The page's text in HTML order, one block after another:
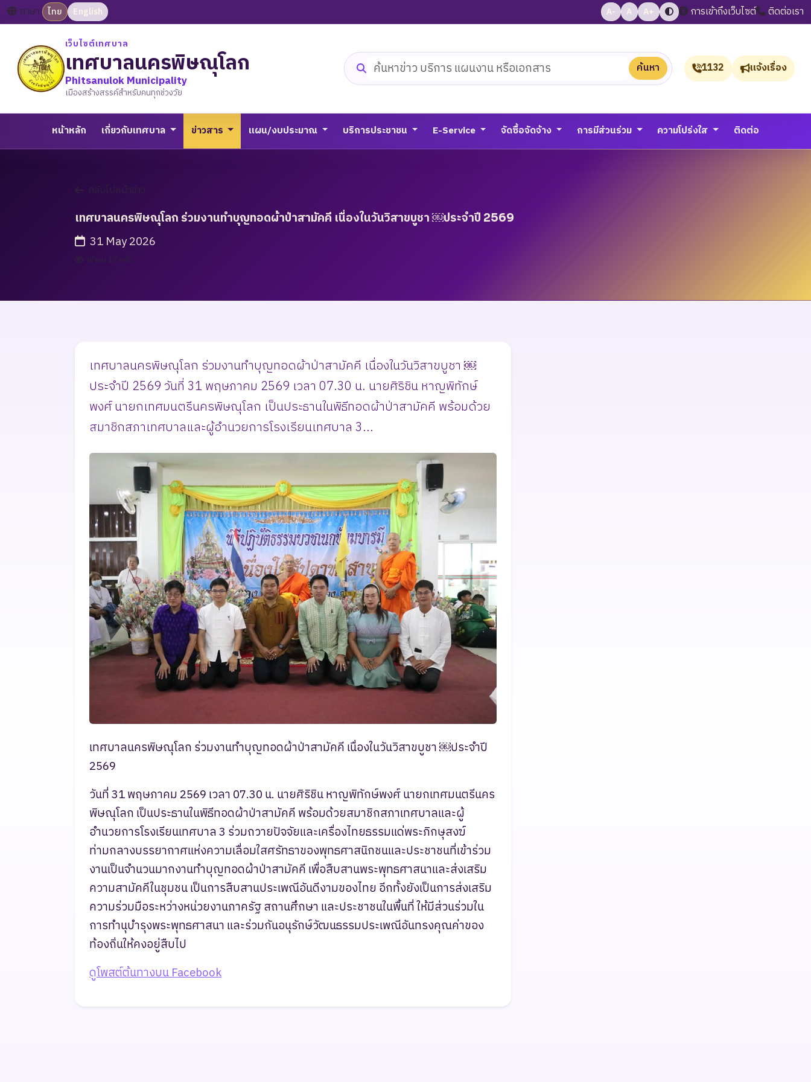
ภาษา: ไทย English A- A A+ การเข้าถึงเว็บไซต์ ติดต่อเรา
เว็บไซต์เทศบาล
เทศบาลนครพิษณุโลก
Phitsanulok Municipality
เมืองสร้างสรรค์สำหรับคนทุกช่วงวัย
ค้นหาเว็บไซต์ ค้นหา 1132 แจ้งเรื่อง
หน้าหลัก เกี่ยวกับเทศบาล ข่าวสาร แผน/งบประมาณ บริการประชาชน E-Service จัดซื้อจัดจ้าง การมีส่วนร่วม ความโปร่งใส ติดต่อ
กลับไปหน้าข่าว
เทศบาลนครพิษณุโลก ร่วมงานทำบุญทอดผ้าป่าสามัคคี เนื่องในวันวิสาขบูชา ￼ประจำปี 2569
31 May 2026
เข้าชม 17 ครั้ง
เทศบาลนครพิษณุโลก ร่วมงานทำบุญทอดผ้าป่าสามัคคี เนื่องในวันวิสาขบูชา ￼
ประจำปี 2569 วันที่ 31 พฤษภาคม 2569 เวลา 07.30 น. นายศิริชิน หาญพิทักษ์
พงศ์ นายกเทศมนตรีนครพิษณุโลก เป็นประธานในพิธีทอดผ้าป่าสามัคคี พร้อมด้วย
สมาชิกสภาเทศบาลและผู้อำนวยการโรงเรียนเทศบาล 3...
เทศบาลนครพิษณุโลก ร่วมงานทำบุญทอดผ้าป่าสามัคคี เนื่องในวันวิสาขบูชา ￼ประจำปี
2569
วันที่ 31 พฤษภาคม 2569 เวลา 07.30 น. นายศิริชิน หาญพิทักษ์พงศ์ นายกเทศมนตรีนคร
พิษณุโลก เป็นประธานในพิธีทอดผ้าป่าสามัคคี พร้อมด้วยสมาชิกสภาเทศบาลและผู้
อำนวยการโรงเรียนเทศบาล 3 ร่วมถวายปัจจัยและเครื่องไทยธรรมแด่พระภิกษุสงฆ์
ท่ามกลางบรรยากาศแห่งความเลื่อมใสศรัทธาของพุทธศาสนิกชนและประชาชนที่เข้าร่วม
งานเป็นจำนวนมากงานทำบุญทอดผ้าป่าสามัคคี เพื่อสืบสานพระพุทธศาสนาและส่งเสริม
ความสามัคคีในชุมชน เป็นการสืบสานประเพณีอันดีงามของไทย อีกทั้งยังเป็นการส่งเสริม
ความร่วมมือระหว่างหน่วยงานภาครัฐ สถานศึกษา และประชาชนในพื้นที่ ให้มีส่วนร่วมใน
การทำนุบำรุงพระพุทธศาสนา และร่วมกันอนุรักษ์วัฒนธรรมประเพณีอันทรงคุณค่าของ
ท้องถิ่นให้คงอยู่สืบไป
ดูโพสต์ต้นทางบน Facebook